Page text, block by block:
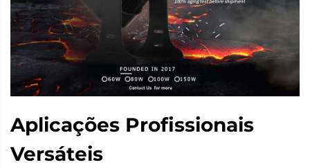
Aplicações Profissionais
Versáteis